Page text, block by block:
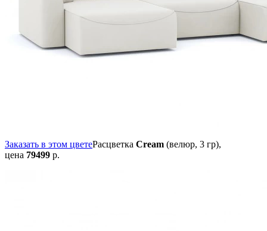
Заказать в этом цветеРасцветка Cream (велюр, 3 гр),
цена 79499 р.